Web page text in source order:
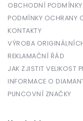
OBCHODNÍ PODMÍNKY
PODMÍNKY OCHRANY
KONTAKTY
VÝROBA
REKLAMAČNÍ ŘÁD
JAK ZJISTIT VELIKOST
INFORMACE O
PUNCOVNÍ ZNAČKY